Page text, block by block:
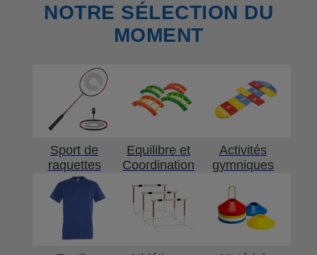
NOTRE SÉLECTION DU
MOMENT
Sport de
raquettes
Equilibre et
Coordination
Activités
gymniques